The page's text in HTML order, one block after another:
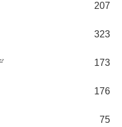
207
323
173
176
75